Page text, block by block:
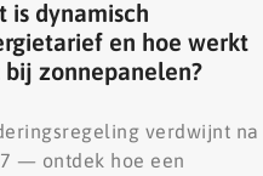
is dynamisch
en hoe werkt
bij zonnepanelen?
verdwijnt na
— ontdek hoe een